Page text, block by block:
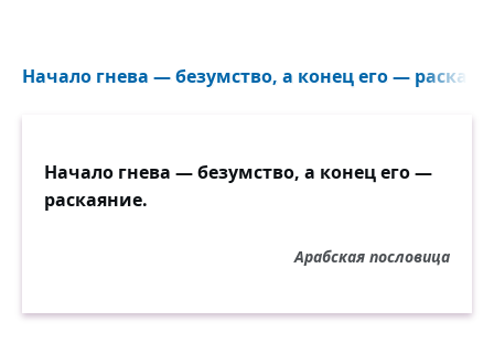
Начало гнева — безумство, а конец его —
Начало гнева — безумство, а конец его —
раскаяние.
Арабская пословица